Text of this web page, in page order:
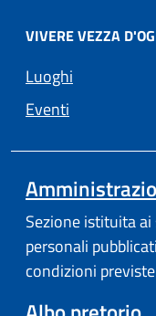
VIVERE VEZZA
Luoghi
Eventi
Sezione istituita
personali
condizioni